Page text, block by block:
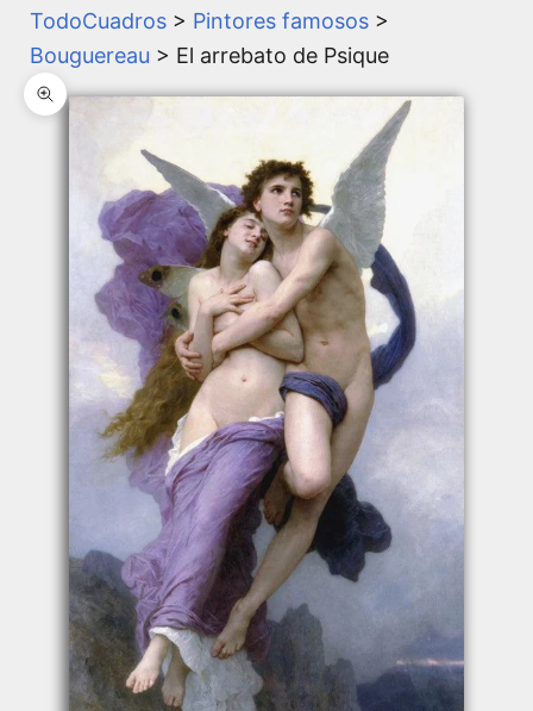
TodoCuadros > Pintores famosos >
Bouguereau > El arrebato de Psique
Zoom